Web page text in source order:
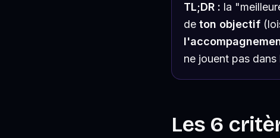
TL;DR : la
de ton objectif
ne jouent pas
Les 6